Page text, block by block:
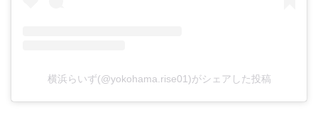
横浜らいず(@yokohama.rise01)がシェアした投稿